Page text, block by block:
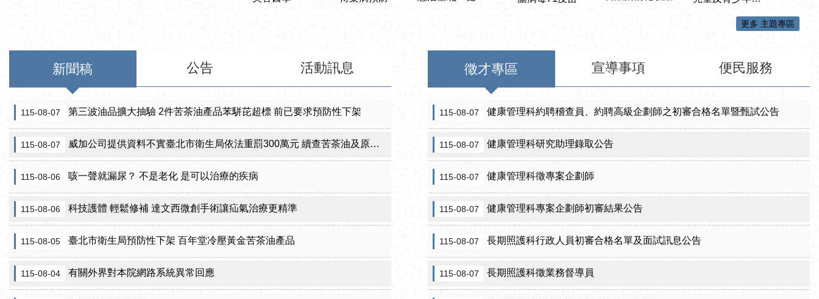
更多 主題專區
新聞稿 公告 活動訊息
115-08-07 第三波油品擴大抽驗 2件苦茶油產品苯駢芘超標 前已要求預防性下架
115-08-07 威加公司提供資料不實臺北市衛生局依法重罰300萬元 續查苦茶油及原料下游
115-08-06 咳一聲就漏尿？ 不是老化 是可以治療的疾病
115-08-06 科技護體 輕鬆修補 達文西微創手術讓疝氣治療更精準
115-08-05 臺北市衛生局預防性下架 百年堂冷壓黃金苦茶油產品
115-08-04 有關外界對本院網路系統異常回應
徵才專區 宣導事項 便民服務
115-08-07 健康管理科約聘稽查員、約聘高級企劃師之初審合格名單暨甄試公告
115-08-07 健康管理科研究助理錄取公告
115-08-07 健康管理科徵專案企劃師
115-08-07 健康管理科專案企劃師初審結果公告
115-08-07 長期照護科行政人員初審合格名單及面試訊息公告
115-08-07 長期照護科徵業務督導員